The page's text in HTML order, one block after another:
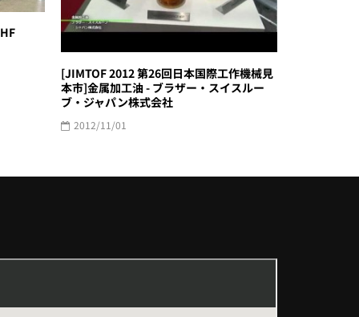
[JIMTOF 2012 第26回日本国際工作機械見
本市]金属加工油 - ブラザー・スイスルー
ブ・ジャパン株式会社
2012/11/01